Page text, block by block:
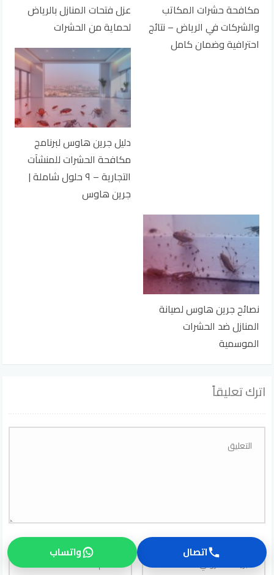
مكافحة حشرات المكاتب
والشركات في الرياض – نتائج
احترافية وضمان كامل
عزل فتحات المنازل بالرياض
لحماية من الحشرات
دليل جرين هاوس لبرنامج
مكافحة الحشرات للمنشآت
التجارية – ٩ حلول شاملة |
جرين هاوس
نصائح جرين هاوس لصيانة
المنازل ضد الحشرات
الموسمية
اترك تعليقاً
اتصال واتساب